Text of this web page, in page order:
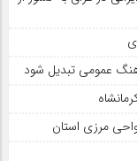
عمومی تبدیل شود
مرزی استان